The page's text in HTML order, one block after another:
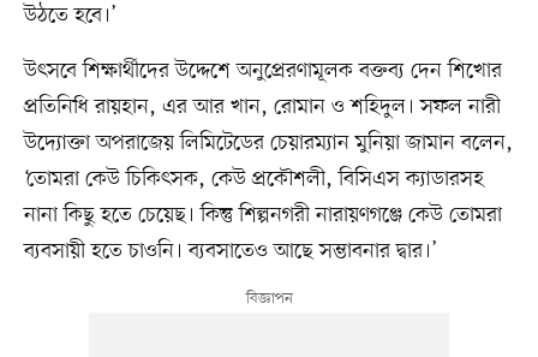
উঠতে হবে।’
উৎসবে শিক্ষার্থীদের উদ্দেশে অনুপ্রেরণামূলক বক্তব্য দেন শিখোর
প্রতিনিধি রায়হান, এর আর খান, রোমান ও শহিদুল। সফল নারী
উদ্যোক্তা অপরাজেয় লিমিটেডের চেয়ারম্যান মুনিয়া জামান বলেন,
‘তোমরা কেউ চিকিৎসক, কেউ প্রকৌশলী, বিসিএস ক্যাডারসহ
নানা কিছু হতে চেয়েছ। কিন্তু শিল্পনগরী নারায়ণগঞ্জে কেউ তোমরা
ব্যবসায়ী হতে চাওনি। ব্যবসাতেও আছে সম্ভাবনার দ্বার।’